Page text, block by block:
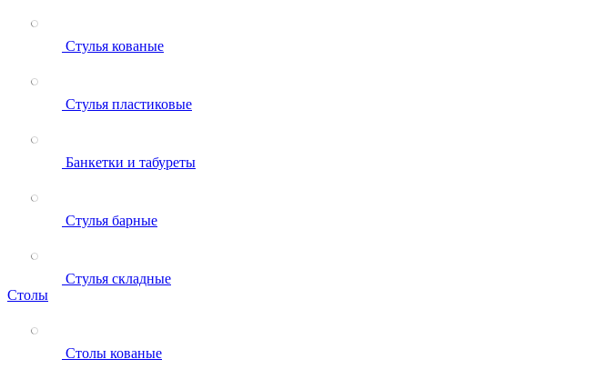
Стулья кованые
Стулья пластиковые
Банкетки и табуреты
Стулья барные
Стулья складные
Столы
Столы кованые